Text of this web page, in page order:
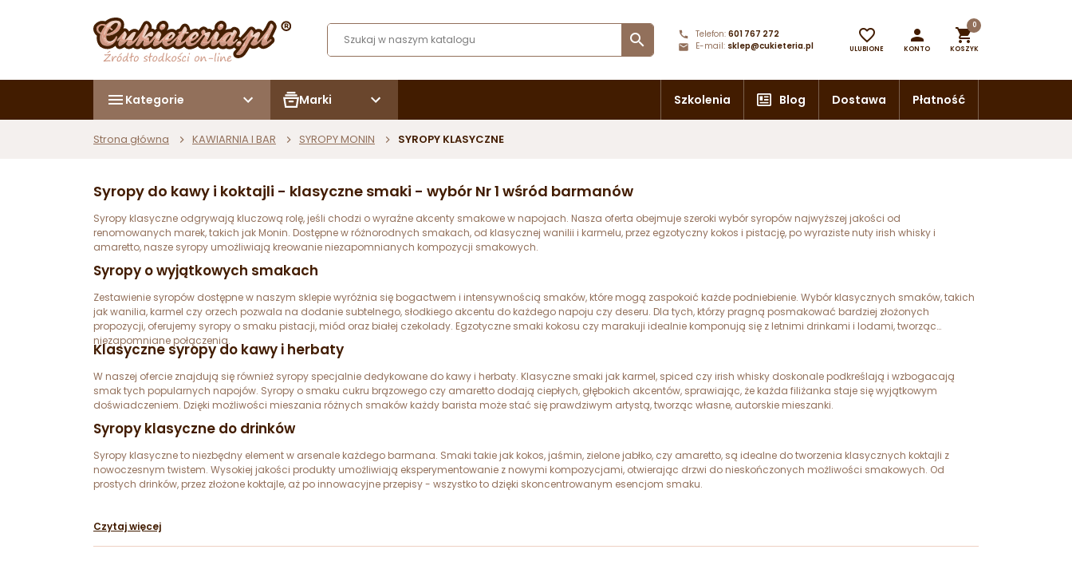
 Telefon: 601 767 272
E-mail: sklep@cukieteria.pl

ULUBIONE

KONTO

0
KOSZYK
Kategorie Marki Szkolenia Blog Dostawa Płatność
Strona główna KAWIARNIA I BAR SYROPY MONIN SYROPY KLASYCZNE
Syropy do kawy i koktajli - klasyczne smaki - wybór Nr 1 wśród barmanów
Syropy klasyczne odgrywają kluczową rolę, jeśli chodzi o wyraźne akcenty smakowe w napojach. Nasza oferta obejmuje szeroki wybór syropów najwyższej jakości od
renomowanych marek, takich jak Monin. Dostępne w różnorodnych smakach, od klasycznej wanilii i karmelu, przez egzotyczny kokos i pistację, po wyraziste nuty irish whisky i
amaretto, nasze syropy umożliwiają kreowanie niezapomnianych kompozycji smakowych.
Syropy o wyjątkowych smakach
Zestawienie syropów dostępne w naszym sklepie wyróżnia się bogactwem i intensywnością smaków, które mogą zaspokoić każde podniebienie. Wybór klasycznych smaków, takich
jak wanilia, karmel czy orzech pozwala na dodanie subtelnego, słodkiego akcentu do każdego napoju czy deseru. Dla tych, którzy pragną posmakować bardziej złożonych
propozycji, oferujemy syropy o smaku pistacji, miód oraz białej czekolady. Egzotyczne smaki kokosu czy marakuji idealnie komponują się z letnimi drinkami i lodami, tworząc
niezapomniane połączenia.
Klasyczne syropy do kawy i herbaty
W naszej ofercie znajdują się również syropy specjalnie dedykowane do kawy i herbaty. Klasyczne smaki jak karmel, spiced czy irish whisky doskonale podkreślają i wzbogacają
smak tych popularnych napojów. Syropy o smaku cukru brązowego czy amaretto dodają ciepłych, głębokich akcentów, sprawiając, że każda filiżanka staje się wyjątkowym
doświadczeniem. Dzięki możliwości mieszania różnych smaków każdy barista może stać się prawdziwym artystą, tworząc własne, autorskie mieszanki.
Syropy klasyczne do drinków
Syropy klasyczne to niezbędny element w arsenale każdego barmana. Smaki takie jak kokos, jaśmin, zielone jabłko, czy amaretto, są idealne do tworzenia klasycznych koktajli z
nowoczesnym twistem. Wysokiej jakości produkty umożliwiają eksperymentowanie z nowymi kompozycjami, otwierając drzwi do nieskończonych możliwości smakowych. Od
prostych drinków, przez złożone koktajle, aż po innowacyjne przepisy - wszystko to dzięki skoncentrowanym esencjom smaku.
Czytaj więcej